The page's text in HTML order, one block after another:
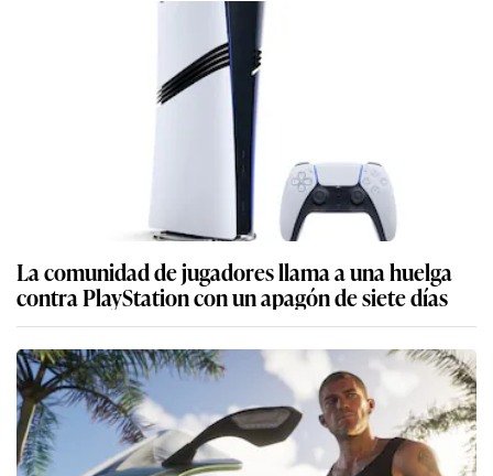
La comunidad de jugadores llama a una huelga
contra PlayStation con un apagón de siete días